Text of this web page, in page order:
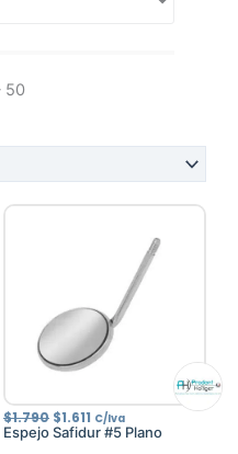
50
$1.790 El
precio
original
$1.611 El
precio
actual
C/Iva
Espejo Safidur #5 Plano